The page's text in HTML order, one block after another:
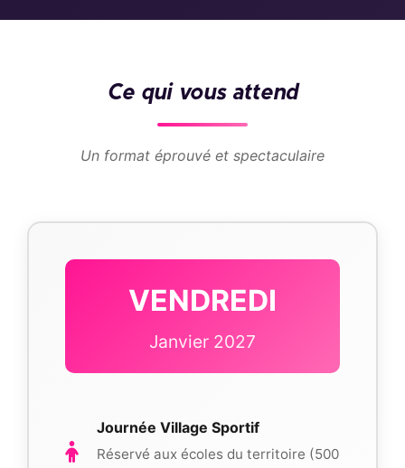
Ce qui vous attend
Un format éprouvé et spectaculaire
VENDREDI
Janvier 2027
Journée Village Sportif
Réservé aux écoles du territoire (500